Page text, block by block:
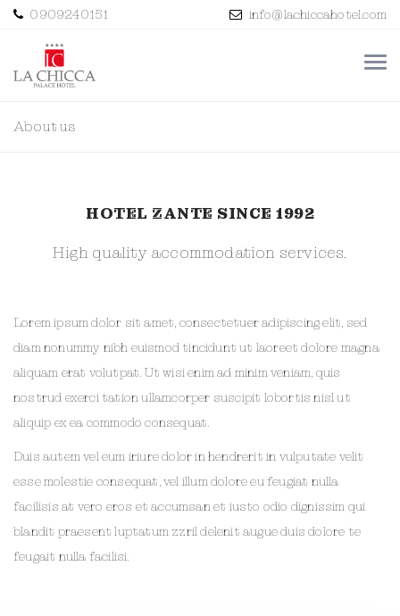
0909240151 info@lachiccahotel.com
About us
HOTEL ZANTE SINCE 1992
High quality accommodation services.
Lorem ipsum dolor sit amet, consectetuer adipiscing elit, sed
diam nonummy nibh euismod tincidunt ut laoreet dolore magna
aliquam erat volutpat. Ut wisi enim ad minim veniam, quis
nostrud exerci tation ullamcorper suscipit lobortis nisl ut
aliquip ex ea commodo consequat.
Duis autem vel eum iriure dolor in hendrerit in vulputate velit
esse molestie consequat, vel illum dolore eu feugiat nulla
facilisis at vero eros et accumsan et iusto odio dignissim qui
blandit praesent luptatum zzril delenit augue duis dolore te
feugait nulla facilisi.